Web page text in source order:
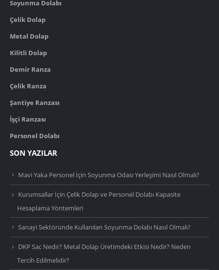
Soyunma Dolabı
Çelik Dolap
Metal Dolap
Kilitli Dolap
Demir Ranza
Çelik Ranza
Şantiye Ranzası
İşçi Ranzası
Personel Dolabı
SON YAZILAR
Mavi Yaka Personel İçin Soyunma Odası Yerleşimi Nasıl Olmalı?
Kurumsallar İçin Çelik Dolap ve Personel Dolabı Kapasite
Hesaplama Yöntemleri
Sanayi Sektöründe Kullanılan Soyunma Dolabı Nasıl Olmalı?
DKP Sac Nedir? Metal Dolap Üretimdeki Etkisi Nedir? Neden
Tercih Edilmelidir?